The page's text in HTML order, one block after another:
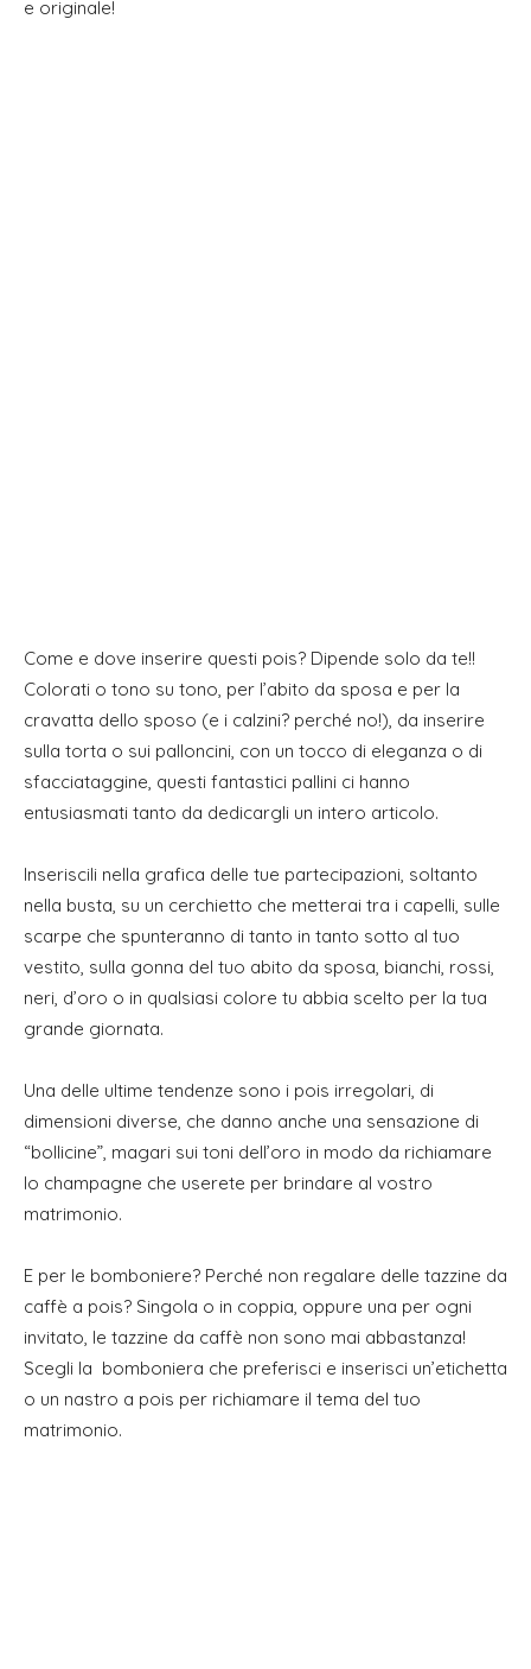
e originale!
Come e dove inserire questi pois? Dipende solo da te!!
Colorati o tono su tono, per l’abito da sposa e per la
cravatta dello sposo (e i calzini? perché no!), da inserire
sulla torta o sui palloncini, con un tocco di eleganza o di
sfacciataggine, questi fantastici pallini ci hanno
entusiasmati tanto da dedicargli un intero articolo.
Inseriscili nella grafica delle tue partecipazioni, soltanto
nella busta, su un cerchietto che metterai tra i capelli, sulle
scarpe che spunteranno di tanto in tanto sotto al tuo
vestito, sulla gonna del tuo abito da sposa, bianchi, rossi,
neri, d’oro o in qualsiasi colore tu abbia scelto per la tua
grande giornata.
Una delle ultime tendenze sono i pois irregolari, di
dimensioni diverse, che danno anche una sensazione di
“bollicine”, magari sui toni dell’oro in modo da richiamare
lo champagne che userete per brindare al vostro
matrimonio.
E per le bomboniere? Perché non regalare delle tazzine da
caffè a pois? Singola o in coppia, oppure una per ogni
invitato, le tazzine da caffè non sono mai abbastanza!
Scegli la bomboniera che preferisci e inserisci un’etichetta
o un nastro a pois per richiamare il tema del tuo
matrimonio.